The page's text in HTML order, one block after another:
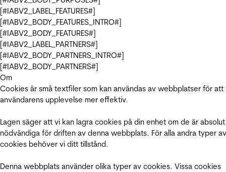
[#IABV2_LABEL_FEATURES#]
[#IABV2_BODY_FEATURES_INTRO#]
[#IABV2_BODY_FEATURES#]
[#IABV2_LABEL_PARTNERS#]
[#IABV2_BODY_PARTNERS_INTRO#]
[#IABV2_BODY_PARTNERS#]
Om
Cookies är små textfiler som kan användas av webbplatser för att
användarens upplevelse mer effektiv.
Lagen säger att vi kan lagra cookies på din enhet om de är absolut
nödvändiga för driften av denna webbplats. För alla andra typer av
cookies behöver vi ditt tillstånd.
Denna webbplats använder olika typer av cookies. Vissa cookies